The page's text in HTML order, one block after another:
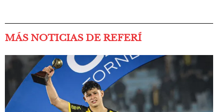
MÁS NOTICIAS DE REFERÍ